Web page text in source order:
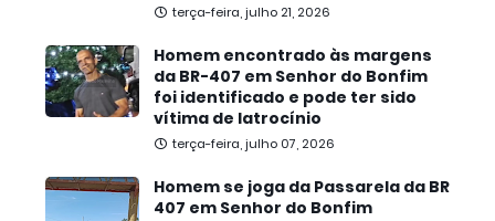
terça-feira, julho 21, 2026
Homem encontrado às margens
da BR-407 em Senhor do Bonfim
foi identificado e pode ter sido
vítima de latrocínio
terça-feira, julho 07, 2026
Homem se joga da Passarela da BR
407 em Senhor do Bonfim